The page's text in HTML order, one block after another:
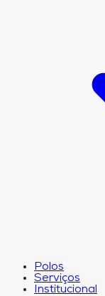
Polos
Serviços
Institucional